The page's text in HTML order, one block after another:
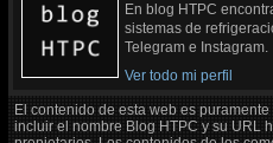
En blog HTPC
sistemas de
Telegram e Instagram.
Ver todo mi perfil
El contenido de esta web es
incluir el nombre Blog HTPC y su URL